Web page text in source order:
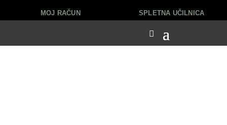
MOJ RAČUN SPLETNA UČILNICA